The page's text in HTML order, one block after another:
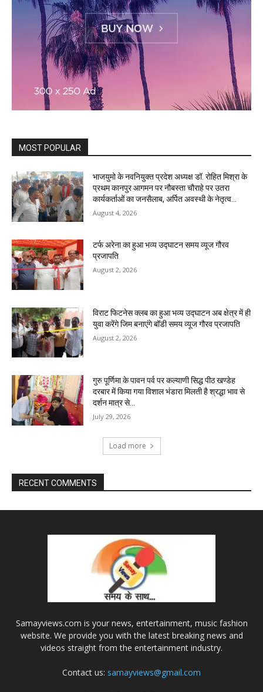
MOST POPULAR
भाजयुमो के नवनियुक्त प्रदेश अध्यक्ष डॉ. रोहित मिश्रा के
प्रथम कानपुर आगमन पर नौबस्ता चौराहे पर उतरा
कार्यकर्ताओं का जनसैलाब, अर्पित अवस्थी के नेतृत्व...
August 4, 2026
टर्फ अरेना का हुआ भव्य उद्घाटन समय व्यूज गौरव
प्रजापति
August 2, 2026
विराट फिटनेस क्लब का हुआ भव्य उद्घाटन अब क्षेत्र में ही
युवा करेंगे जिम बनाएंगे बॉडी समय व्यूज गौरव प्रजापति
August 2, 2026
गुरु पूर्णिमा के पावन पर्व पर कल्याणी सिद्ध पीठ खण्डेह
दरबार में किया गया विशाल भंडारा मिलती है श्रद्धा भाव से
दर्शन मात्र से...
July 29, 2026
Load more
RECENT COMMENTS
Samayviews.com is your news, entertainment, music fashion
website. We provide you with the latest breaking news and
videos straight from the entertainment industry.
Contact us: samayviews@gmail.com